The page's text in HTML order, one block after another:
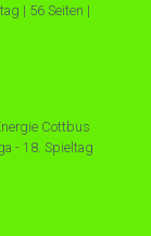
| 56 Seiten |
Cottbus
- 18. Spieltag